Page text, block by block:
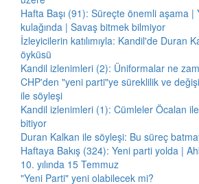
Hafta Başı (91): Süreçte önemli aşama |
kulağında | Savaş bitmek bilmiyor
İzleyicilerin katılımıyla: Kandil'de Duran
öyküsü
Kandil izlenimleri (2): Üniformalar ne
CHP'den "yeni parti"ye süreklilik ve
ile söyleşi
Kandil izlenimleri (1): Cümleler Öcalan
bitiyor
Duran Kalkan ile söyleşi: Bu süreç
Haftaya Bakış (324): Yeni parti yolda |
10. yılında 15 Temmuz
"Yeni Parti" yeni olabilecek mi?